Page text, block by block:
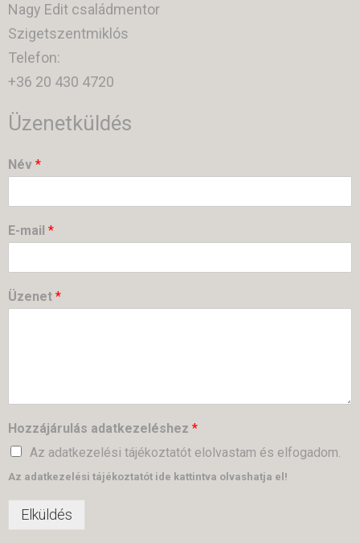
Nagy Edit családmentor
Szigetszentmiklós
Telefon:
+36 20 430 4720
Üzenetküldés
Név *
E-mail *
Üzenet *
Hozzájárulás adatkezeléshez *
Az adatkezelési tájékoztatót elolvastam és elfogadom.
Az adatkezelési tájékoztatót ide kattintva olvashatja el!
Elküldés